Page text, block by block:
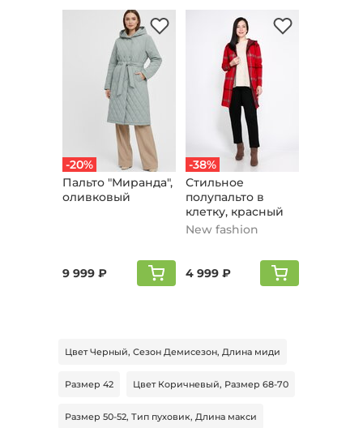
-20%
Пальто "Мирaнда",
оливковый
9 999 ₽
-38%
Стильное
полупальто в
клетку, красный
New fashion
4 999 ₽
Цвет Черный, Сезон Демисезон, Длина миди
Размер 42 Цвет Коричневый, Размер 68-70
Размер 50-52, Тип пуховик, Длина макси